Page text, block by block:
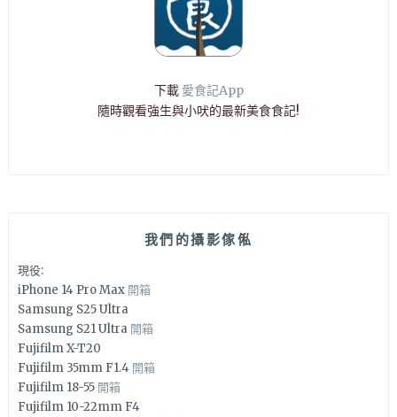
下載 愛食記App
隨時觀看強生與小吠的最新美食食記!
我們的攝影傢俬
現役:
iPhone 14 Pro Max 開箱
Samsung S25 Ultra
Samsung S21 Ultra 開箱
Fujifilm X-T20
Fujifilm 35mm F1.4 開箱
Fujifilm 18-55 開箱
Fujifilm 10-22mm F4